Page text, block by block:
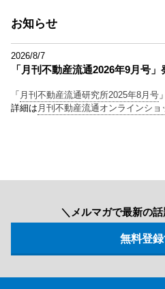
お知らせ
2026/8/7
「月刊不動産流通2026年9月号」
「 月刊不動産流通研究所2025年8月号
詳細は 月刊不動産流通オンラインショ
＼メルマガで最新の